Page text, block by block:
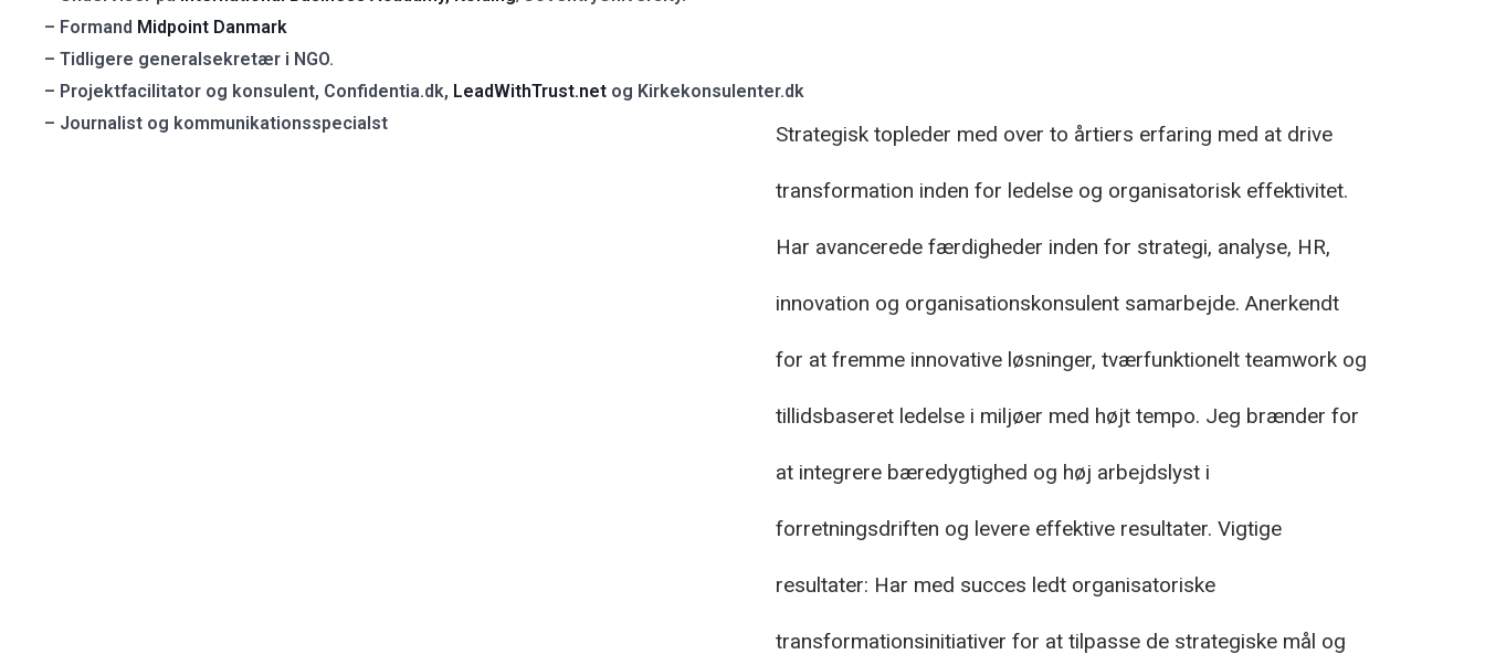
– Formand Midpoint Danmark
– Tidligere generalsekretær i NGO.
– Projektfacilitator og konsulent, Confidentia.dk, LeadWithTrust.net og Kirkekonsulenter.dk
– Journalist og kommunikationsspecialst
Strategisk topleder med over to årtiers erfaring med at drive
transformation inden for ledelse og organisatorisk effektivitet.
Har avancerede færdigheder inden for strategi, analyse, HR,
innovation og organisationskonsulent samarbejde. Anerkendt
for at fremme innovative løsninger, tværfunktionelt teamwork og
tillidsbaseret ledelse i miljøer med højt tempo. Jeg brænder for
at integrere bæredygtighed og høj arbejdslyst i
forretningsdriften og levere effektive resultater. Vigtige
resultater: Har med succes ledt organisatoriske
transformationsinitiativer for at tilpasse de strategiske mål og